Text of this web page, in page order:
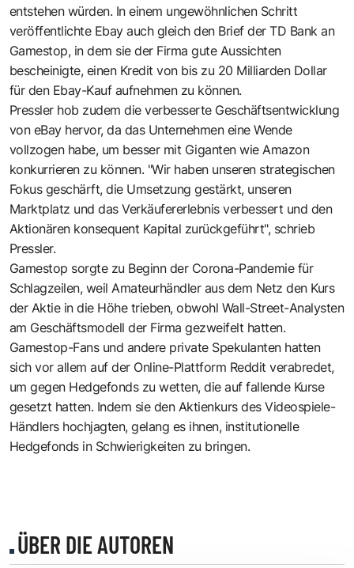
entstehen würden. In einem ungewöhnlichen Schritt
veröffentlichte Ebay auch gleich den Brief der TD Bank an
Gamestop, in dem sie der Firma gute Aussichten
bescheinigte, einen Kredit von bis zu 20 Milliarden Dollar
für den Ebay-Kauf aufnehmen zu können.
Pressler hob zudem die verbesserte Geschäftsentwicklung
von eBay hervor, da das Unternehmen eine Wende
vollzogen habe, um besser mit Giganten wie Amazon
konkurrieren zu können. "Wir haben unseren strategischen
Fokus geschärft, die Umsetzung gestärkt, unseren
Marktplatz und das Verkäufererlebnis verbessert und den
Aktionären konsequent Kapital zurückgeführt", schrieb
Pressler.
Gamestop sorgte zu Beginn der Corona-Pandemie für
Schlagzeilen, weil Amateurhändler aus dem Netz den Kurs
der Aktie in die Höhe trieben, obwohl Wall-Street-Analysten
am Geschäftsmodell der Firma gezweifelt hatten.
Gamestop-Fans und andere private Spekulanten hatten
sich vor allem auf der Online-Plattform Reddit verabredet,
um gegen Hedgefonds zu wetten, die auf fallende Kurse
gesetzt hatten. Indem sie den Aktienkurs des Videospiele-
Händlers hochjagten, gelang es ihnen, institutionelle
Hedgefonds in Schwierigkeiten zu bringen.
ÜBER DIE AUTOREN